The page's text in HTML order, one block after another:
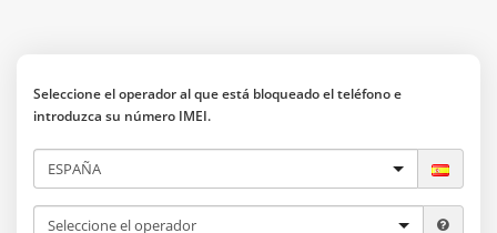
Desbloquear teléfono
Transportistas
Seleccione el operador al que está bloqueado el teléfono e
introduzca su número IMEI.